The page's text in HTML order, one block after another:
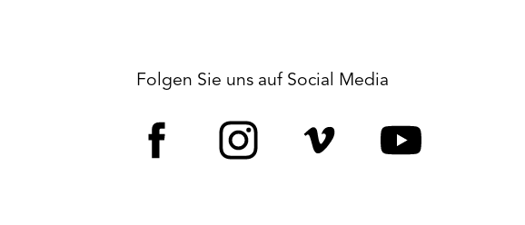
Folgen Sie uns auf Social Media